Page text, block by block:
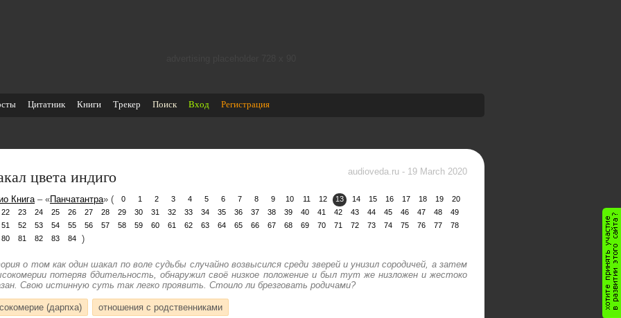
Цитатник Книги Трекер Поиск Вход Регистрация
цвета индиго audioveda.ru - 19 March 2020
Книга – «Панчатантра» ( 0 1 2 3 4 5 6 7 8 9 10 11 12 13 14 15 16 17 18 19
20
22 23 24 25 26 27 28 29 30 31 32 33 34 35 36 37 38 39 40 41 42 43 44 45 46 47 48
49
51 52 53 54 55 56 57 58 59 60 61 62 63 64 65 66 67 68 69 70 71 72 73 74 75 76 77
78
80 81 82 83 84 )
о том как один шакал по воле судьбы случайно возвысился среди зверей и унизил сородичей, а затем
потеряв бдительность, обнаружил своё низкое положение и был тут же низложен и жестоко
Свою истинную суть так легко проявить. Стоило ли брезговать родичами?
(дарпха)
отношения с родственниками